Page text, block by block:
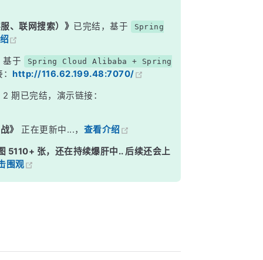
、联网搜索）》 已完结，基于 Spring
于 Spring Cloud Alibaba + Spring
：http://116.62.199.48:7070/
2 期已完结，演示链接：
》 正在更新中...， 查看介绍
5110+ 张，还在持续爆肝中.. 后续还会上
围观